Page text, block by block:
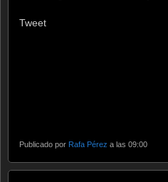
Tweet
Publicado por Rafa Pérez a las 09:00